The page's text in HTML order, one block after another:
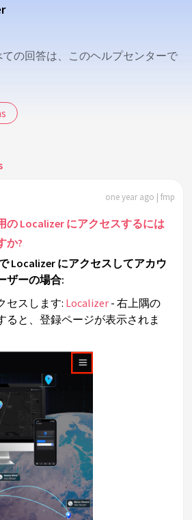
の回答は、このヘルプセンターで
one year ago | fmp
の Localizer にアクセスするには
か?
Localizer にアクセスしてアカウ
ザーの場合:
セスします: Localizer - 右上隅の
ると、登録ページが表示されま